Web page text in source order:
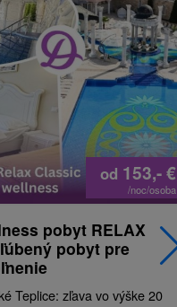
od 153,-€
/noc/osoba
pobyt RELAX
pobyt pre
Teplice: zľava vo výške 20